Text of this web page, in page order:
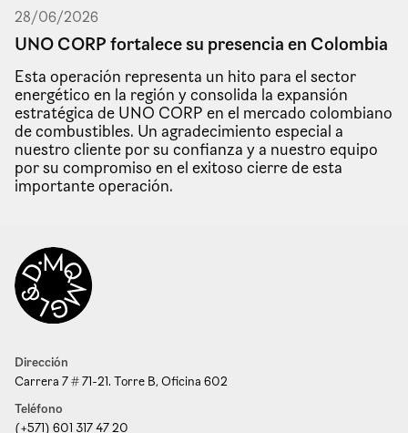
28/06/2026
UNO CORP fortalece su presencia en Colombia
Esta operación representa un hito para el sector
energético en la región y consolida la expansión
estratégica de UNO CORP en el mercado colombiano
de combustibles. Un agradecimiento especial a
nuestro cliente por su confianza y a nuestro equipo
por su compromiso en el exitoso cierre de esta
importante operación.
Dirección
Carrera 7 # 71-21. Torre B, Oficina 602
Teléfono
(+571) 601 317 47 20